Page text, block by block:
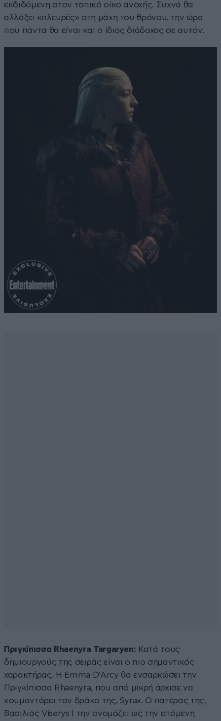
εκδιδόμενη στον τοπικό οίκο ανοχής. Συχνά θα
αλλάξει «πλευρές» στη μάχη του θρόνου, την ώρα
που πάντα θα είναι και ο ίδιος διάδοχος σε αυτόν.
Πριγκίπισσα Rhaenyra Targaryen: Κατά τους
δημιουργούς της σειράς είναι ο πιο σημαντικός
χαρακτήρας. Η Emma D’Arcy θα ενσαρκώσει την
Πριγκίπισσα Rhaenyra, που από μικρή άρχισε να
κουμαντάρει τον δράκο της, Syrax. Ο πατέρας της,
Βασιλιάς Viserys I την ονομάζει ως την επόμενη